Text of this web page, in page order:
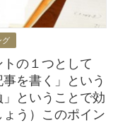
グ
の１つとして
を書く」という
ということで効
う）このポイン